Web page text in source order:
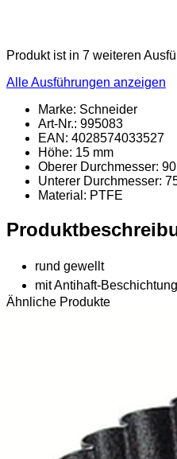
Produkt ist in 7 weiteren
Alle Ausführungen anzeigen
Marke: Schneider
Art-Nr.: 995083
EAN: 4028574033527
Höhe: 15 mm
Oberer Durchmesser:
Unterer Durchmesser:
Material : PTFE
rund gewellt
mit Antihaft-Beschichtung
Ähnliche Produkte